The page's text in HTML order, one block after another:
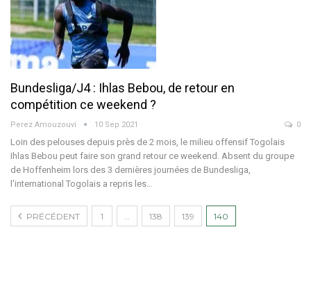
Bundesliga/J4 : Ihlas Bebou, de retour en
compétition ce weekend ?
Perez Amouzouvi 10 Sep 2021 0
Loin des pelouses depuis près de 2 mois, le milieu offensif Togolais
Ihlas Bebou peut faire son grand retour ce weekend. Absent du groupe
de Hoffenheim lors des 3 dernières journées de Bundesliga,
l'international Togolais a repris les…
PRÉCÉDENT 1 138 139 140